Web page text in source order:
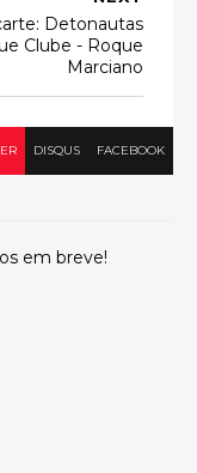
Detonautas
Clube - Roque
Marciano
DISQUS FACEBOOK
em breve!